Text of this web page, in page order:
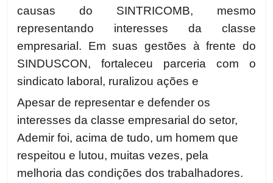
causas do SINTRICOMB, mesmo
representando interesses da classe
empresarial. Em suas gestões à frente do
SINDUSCON, fortaleceu parceria com o
sindicato laboral, ruralizou ações e
Apesar de representar e defender os
interesses da classe empresarial do setor,
Ademir foi, acima de tudo, um homem que
respeitou e lutou, muitas vezes, pela
melhoria das condições dos trabalhadores.